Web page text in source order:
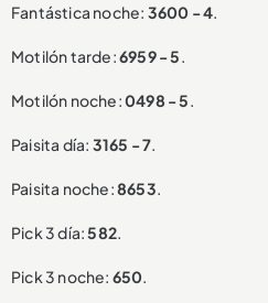
Fantástica noche: 3600 - 4.
Motilón tarde:6959 - 5.
Motilón noche:0498 - 5.
Paisita día: 3165 - 7.
Paisita noche:8653.
Pick 3 día:582.
Pick 3 noche: 650.